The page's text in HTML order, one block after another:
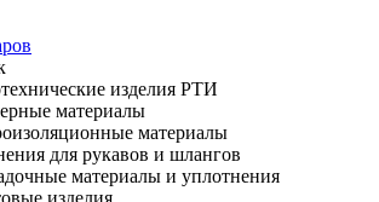
изделия РТИ
материалы
материалы
для рукавов и шлангов
материалы и уплотнения
изделия